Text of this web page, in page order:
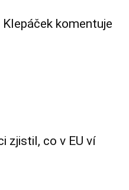
komentuje
zjistil, co v EU ví